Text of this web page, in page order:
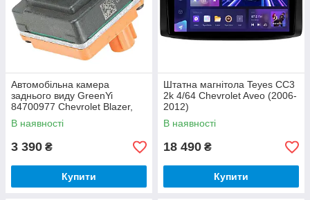
Автомобільна камера
заднього виду GreenYi
84700977 Chevrolet Blazer,
Chevrolet Silverado
В наявності
3 390 ₴
Купити
Штатна магнітола Teyes CC3
2k 4/64 Chevrolet Aveo (2006-
2012)
В наявності
18 490 ₴
Купити